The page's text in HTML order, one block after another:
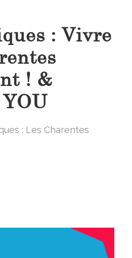
: Vivre
! &
: Les Charentes